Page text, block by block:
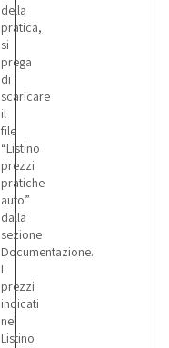
della
pratica,
si
prega
di
scaricare
il
file
“Listino
prezzi
pratiche
auto”
dalla
sezione
Documentazione.
I
prezzi
indicati
nel
Listino